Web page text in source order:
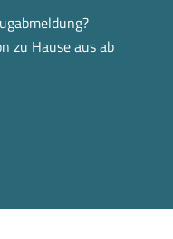
zu Hause aus ab